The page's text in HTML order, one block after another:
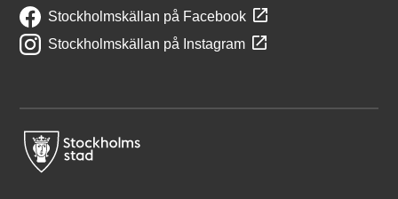
Stockholmskällan på Facebook
Stockholmskällan på Instagram